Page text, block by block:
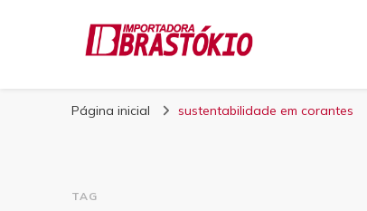
Blog Brastokio
Página inicial sustentabilidade em corantes
TAG